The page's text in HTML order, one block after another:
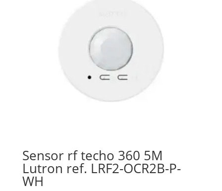
Sensor rf techo 360 5M
Lutron ref. LRF2-OCR2B-P-
WH